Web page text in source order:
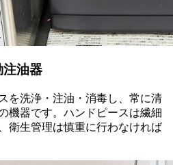
注油器
を洗浄・注油・消毒し、常に清
機器です。ハンドピースは繊細
衛生管理は慎重に行わなければ